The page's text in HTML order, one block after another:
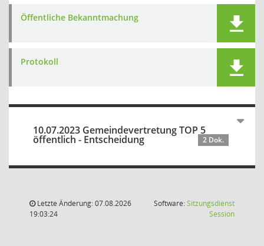
Öffentliche Bekanntmachung
Protokoll
10.07.2023 Gemeindevertretung TOP 5
öffentlich - Entscheidung 2 Dok.
Letzte Änderung: 07.08.2026
19:03:24
Software:Sitzungsdienst
Session(Wird in